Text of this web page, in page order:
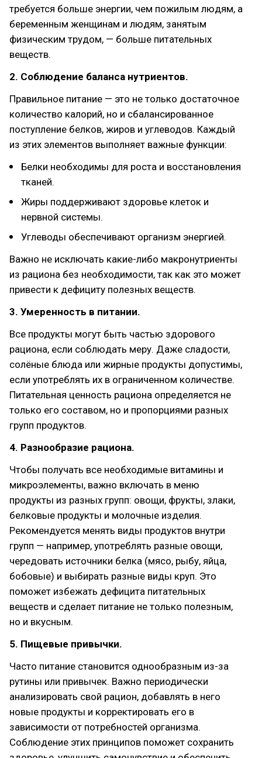
требуется больше энергии, чем пожилым людям, а
беременным женщинам и людям, занятым
физическим трудом, — больше питательных
веществ.
2. Соблюдение баланса нутриентов.
Правильное питание — это не только достаточное
количество калорий, но и сбалансированное
поступление белков, жиров и углеводов. Каждый
из этих элементов выполняет важные функции:
Белки необходимы для роста и восстановления
тканей.
Жиры поддерживают здоровье клеток и
нервной системы.
Углеводы обеспечивают организм энергией.
Важно не исключать какие-либо макронутриенты
из рациона без необходимости, так как это может
привести к дефициту полезных веществ.
3. Умеренность в питании.
Все продукты могут быть частью здорового
рациона, если соблюдать меру. Даже сладости,
солёные блюда или жирные продукты допустимы,
если употреблять их в ограниченном количестве.
Питательная ценность рациона определяется не
только его составом, но и пропорциями разных
групп продуктов.
4. Разнообразие рациона.
Чтобы получать все необходимые витамины и
микроэлементы, важно включать в меню
продукты из разных групп: овощи, фрукты, злаки,
белковые продукты и молочные изделия.
Рекомендуется менять виды продуктов внутри
групп — например, употреблять разные овощи,
чередовать источники белка (мясо, рыбу, яйца,
бобовые) и выбирать разные виды круп. Это
поможет избежать дефицита питательных
веществ и сделает питание не только полезным,
но и вкусным.
5. Пищевые привычки.
Часто питание становится однообразным из-за
рутины или привычек. Важно периодически
анализировать свой рацион, добавлять в него
новые продукты и корректировать его в
зависимости от потребностей организма.
Соблюдение этих принципов поможет сохранить